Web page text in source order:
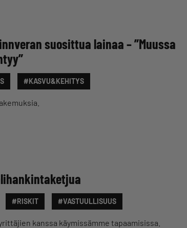
suosittua lainaa – ”Muussa
#KASVU&KEHITYS
#RISKIT #VASTUULLISUUS
kanssa käymissämme tapaamisissa.